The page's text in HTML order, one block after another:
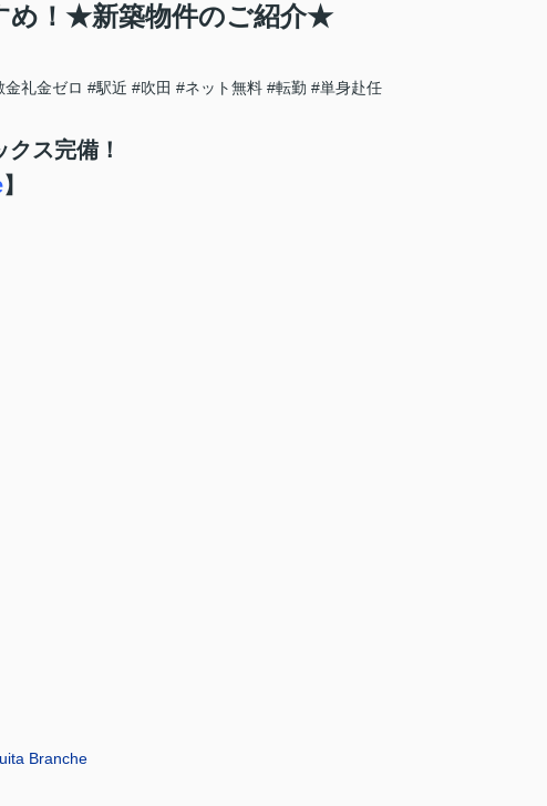
め！★新築物件のご紹介★
金礼金ゼロ #駅近 #吹田 #ネット無料 #転勤 #単身赴任
ス完備！
】
Branche